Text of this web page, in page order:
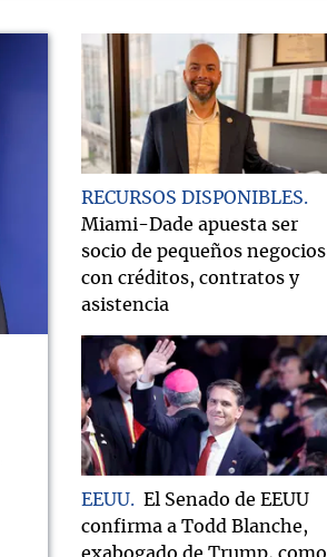
RECURSOS DISPONIBLES
Miami-Dade apuesta ser
socio de pequeños negocios
con créditos, contratos y
asistencia
EEUU
El Senado de EEUU
confirma a Todd Blanche,